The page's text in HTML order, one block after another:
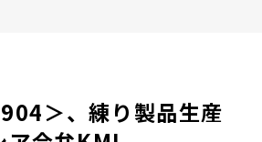
＞、練り製品生産